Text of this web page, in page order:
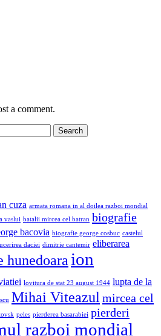
a comment.
cuza armata romana in al doilea razboi mondial
vaslui batalii mircea cel batran biografie
bacovia biografie george cosbuc castelul
daciei dimitrie cantemir eliberarea
hunedoara ion
lovitura de stat 23 august 1944 lupta de la
Mihai Viteazul mircea cel
peles pierderea basarabiei pierderi
razboi mondial